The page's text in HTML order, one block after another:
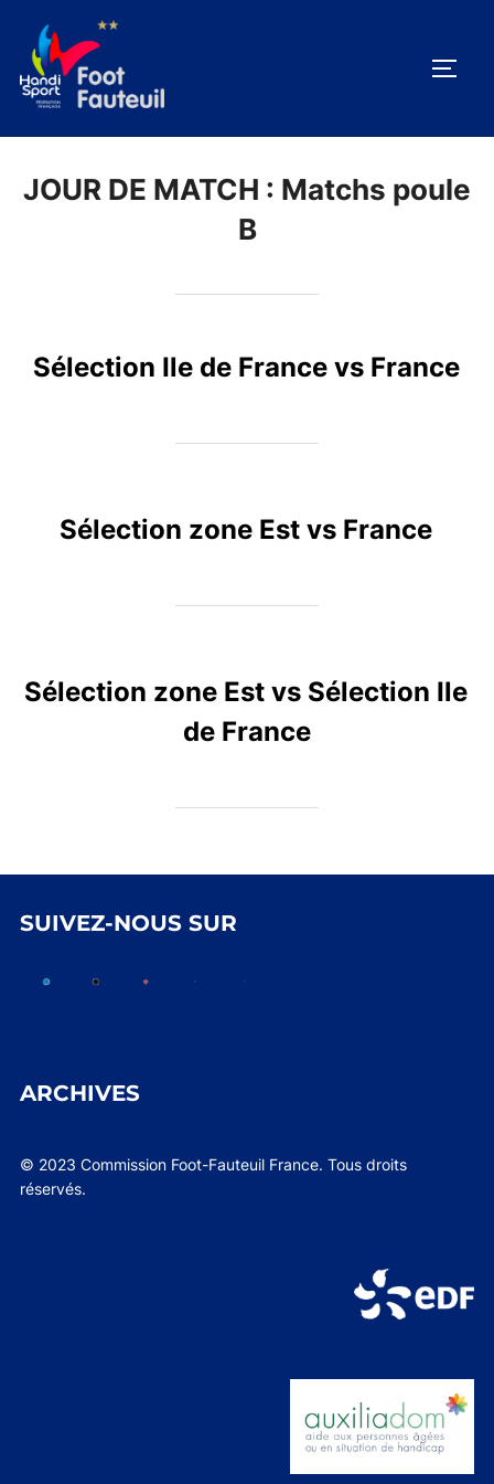
contenu
JOUR DE MATCH : Matchs poule
B
Sélection Ile de France vs France
Sélection zone Est vs France
Sélection zone Est vs Sélection Ile
de France
SUIVEZ-NOUS SUR
ARCHIVES
© 2023 Commission Foot-Fauteuil France. Tous droits
réservés.